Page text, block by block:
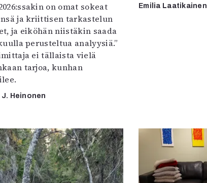
on omat sokeat
ja kriittisen tarkastelun
ja eiköhän niistäkin saada
perusteltua analyysiä.”
ei tällaista vielä
tarjoa, kunhan
J. Heinonen
Emilia Laatikainen